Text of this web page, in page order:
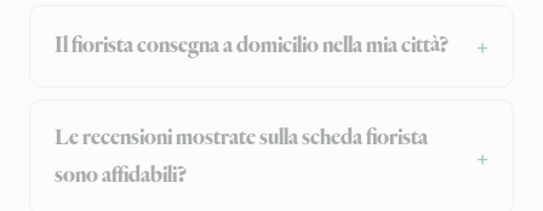
Il fiorista consegna a domicilio nella mia città?
Le recensioni mostrate sulla scheda fiorista
sono affidabili?